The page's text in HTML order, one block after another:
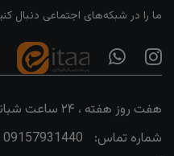
ما را در شبکه‌های اجتماعی دنبال
هفت روز هفته ، ۲۴ ساعت شبانه‌روز پاسخگوی شما هستیم
شماره تماس:
09157931440